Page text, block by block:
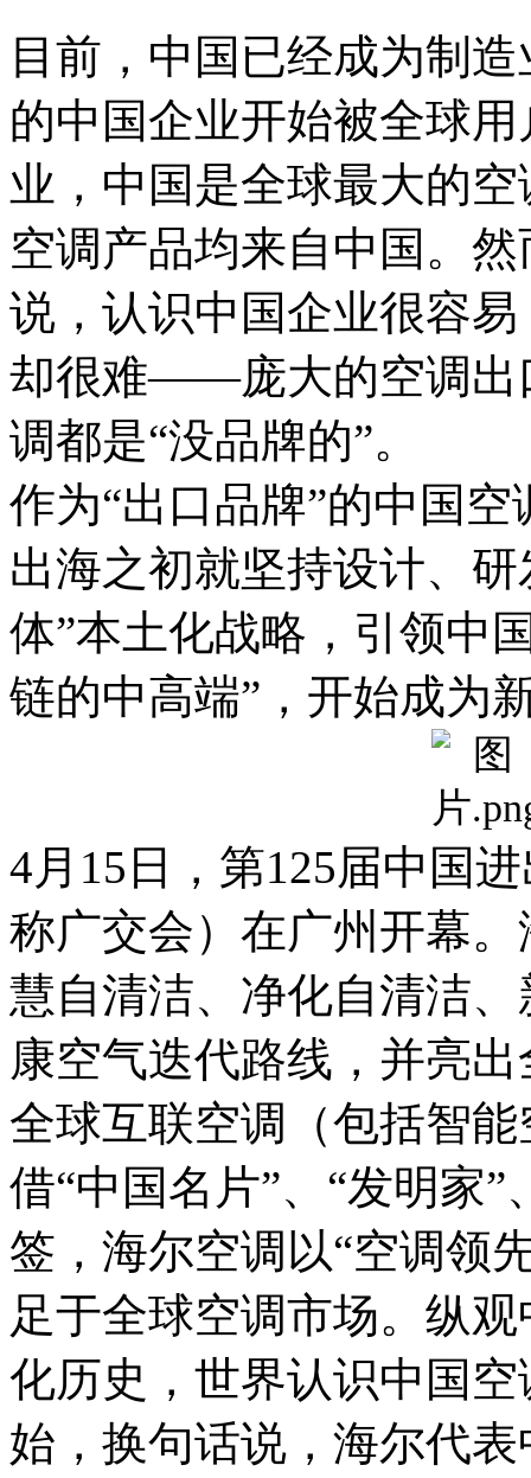
目前，中国已经成为制
的中国企业开始被全球
业，中国是全球最大的
空调产品均来自中国。
说，认识中国企业很容
却很难——庞大的空调出
调都是“没品牌的”。
作为“出口品牌”的中国
出海之初就坚持设计、
体”本土化战略，引领中
链的中高端”，开始成为
4月15日，第125届中国
称广交会）在广州开幕
慧自清洁、净化自清洁
康空气迭代路线，并亮
全球互联空调（包括智
借“中国名片”、“发明家”
签，海尔空调以“空调领
足于全球空调市场。纵
化历史，世界认识中国
始，换句话说，海尔代